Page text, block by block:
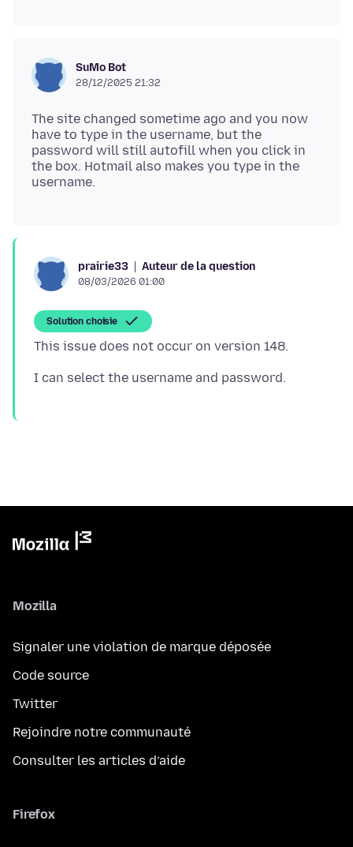
SuMo Bot
28/12/2025 21:32
The site changed sometime ago and you now
have to type in the username, but the
password will still autofill when you click in
the box. Hotmail also makes you type in the
prairie33 Auteur de la question
08/03/2026 01:00
Solution choisie
Mozilla
Signaler une violation de marque déposée
Code source
Twitter
Rejoindre notre communauté
Consulter les articles d’aide
Firefox